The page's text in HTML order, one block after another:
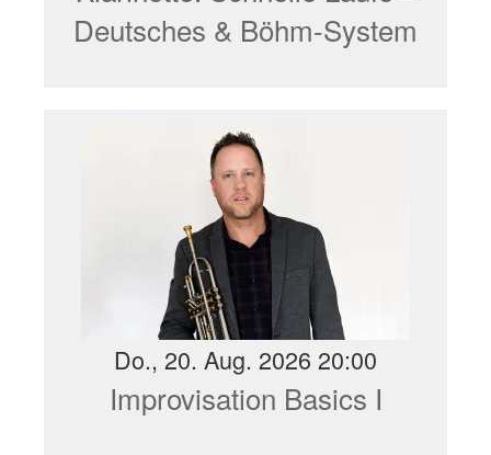
Deutsches & Böhm-System
Do., 20. Aug. 2026 20:00
Improvisation Basics I